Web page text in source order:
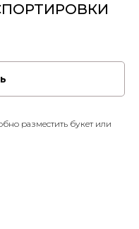
разместить букет или